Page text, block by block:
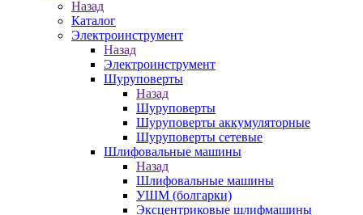
Назад
Каталог
Электроинструмент
Назад
Электроинструмент
Шуруповерты
Назад
Шуруповерты
Шуруповерты аккумуляторные
Шуруповерты сетевые
Шлифовальные машины
Назад
Шлифовальные машины
УШМ (болгарки)
Эксцентриковые шлифмашины